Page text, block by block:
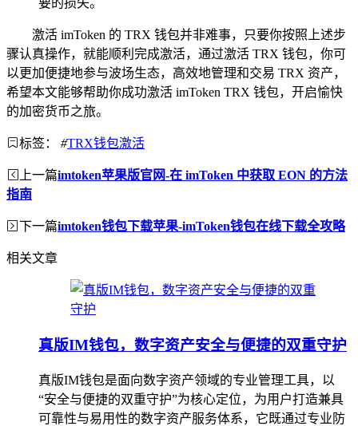
要的损失。
激活 imToken 的 TRX 钱包并非难事，只要你按照上述步
骤认真操作，就能顺利完成激活，通过激活 TRX 钱包，你可
以更加便捷地参与波场生态，高效地管理和交易 TRX 资产，
希望本文能够帮助你成功激活 imToken TRX 钱包，开启愉快
的加密货币之旅。
标签： #TRX钱包激活
上一篇imtoken苹果版官网-在 imToken 中获取 EON 的方法
指南
下一篇imtoken钱包下载苹果-imToken钱包在线下载全攻略
相关文章
真版IM钱包，数字资产安全与便捷的双重守护
真版IM钱包是面向数字资产领域的专业管理工具，以
“安全与便捷的双重守护”为核心定位，为用户打造兼具
可靠性与易用性的数字资产服务体系，它既通过专业防